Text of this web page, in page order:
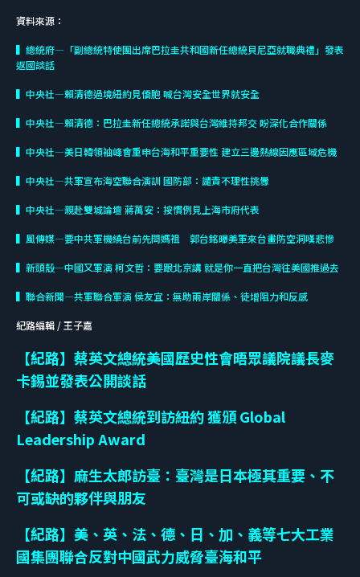
資料來源：
▍總統府—「副總統特使團出席巴拉圭共和國新任總統貝尼亞就職典禮」發表
返國談話
▍中央社—賴清德過境紐約見僑胞 喊台灣安全世界就安全
▍中央社—賴清德：巴拉圭新任總統承諾與台灣維持邦交 盼深化合作關係
▍中央社—美日韓領袖峰會重申台海和平重要性 建立三邊熱線因應區域危機
▍中央社—共軍宣布海空聯合演訓 國防部：譴責不理性挑釁
▍中央社—親赴雙城論壇 蔣萬安：按慣例見上海市府代表
▍風傳媒—要中共軍機繞台前先問媽祖 郭台銘曝美軍來台畫防空洞嘆悲慘
▍新頭殼—中國又軍演 柯文哲：要跟北京講 就是你一直把台灣往美國推過去
▍聯合新聞—共軍聯合軍演 侯友宜：無助兩岸關係、徒增阻力和反感
紀路編輯 / 王子嘉
【紀路】蔡英文總統美國歷史性會晤眾議院議長麥
卡錫並發表公開談話
【紀路】蔡英文總統到訪紐約 獲頒 Global
Leadership Award
【紀路】麻生太郎訪臺：臺灣是日本極其重要、不
可或缺的夥伴與朋友
【紀路】美、英、法、德、日、加、義等七大工業
國集團聯合反對中國武力威脅臺海和平